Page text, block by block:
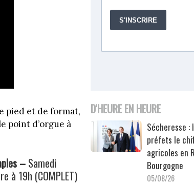
pied et de format,
point d’orgue à
– Samedi
à 19h (COMPLET)
D'HEURE EN HEURE
Sécheresse :
préfets le
agricoles en
Bourgogne
05/08/26